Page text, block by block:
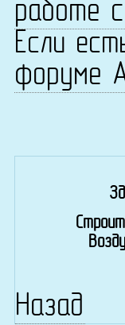
работе
Если
форуме
Назад